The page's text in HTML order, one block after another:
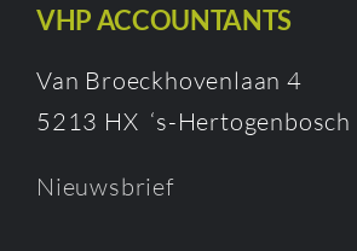
VHP ACCOUNTANTS
Van Broeckhovenlaan 4
5213 HX ‘s-Hertogenbosch
Nieuwsbrief